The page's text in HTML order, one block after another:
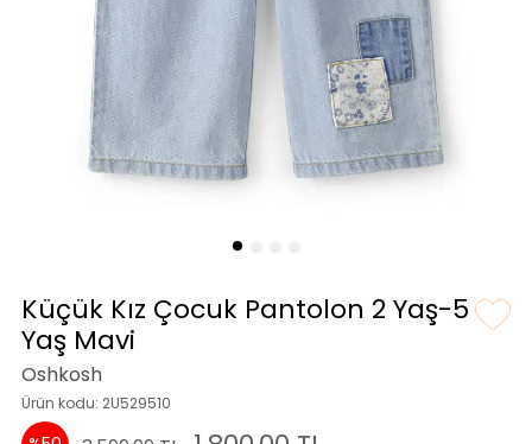
Küçük Kız Çocuk Pantolon 2 Yaş-5
Yaş Mavi
Oshkosh
Ürün kodu: 2U529510